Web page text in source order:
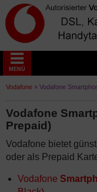
MENÜ
Vodafone » Vodafone
Vodafone
Prepaid)
Vodafone bietet
oder als Prepaid
Vodafone